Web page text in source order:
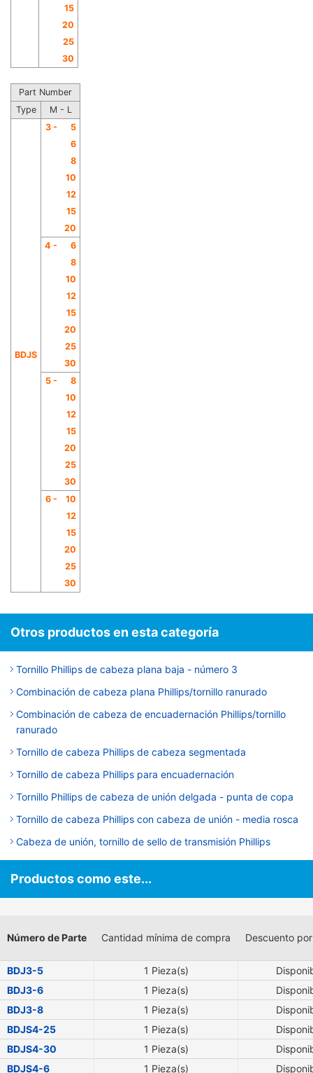
15
20
25
30
Part Number
Type
M - L
BDJS
3 -
5
6
8
10
12
15
20
4 -
6
8
10
12
15
20
25
30
5 -
8
10
12
15
20
25
30
6 -
10
12
15
20
25
30
Otros productos en esta categoría
Tornillo Phillips de cabeza plana baja - número 3
Combinación de cabeza plana Phillips/tornillo ranurado
Combinación de cabeza de encuadernación Phillips/tornillo
ranurado
Tornillo de cabeza Phillips de cabeza segmentada
Tornillo de cabeza Phillips para encuadernación
Tornillo Phillips de cabeza de unión delgada - punta de copa
Tornillo de cabeza Phillips con cabeza de unión - media rosca
Cabeza de unión, tornillo de sello de transmisión Phillips
Productos como este...
Número de Parte Cantidad mínima de compra Descuento
BDJ3-5 1 Pieza(s)
BDJ3-6
1 Pieza(s)
BDJ3-8
1 Pieza(s)
BDJS4-25
1 Pieza(s)
BDJS4-30
1 Pieza(s)
BDJS4-6
1 Pieza(s)